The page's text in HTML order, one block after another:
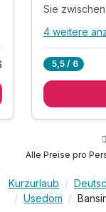
Sie
Alle
2 x
1 x
inkl.
inkl. Nutzung
4 weitere
5,5 / 6
Alle Preise pro
Kurzurlaub
Usedom